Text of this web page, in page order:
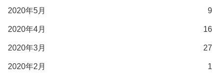
2020年5月 9
2020年4月 16
2020年3月 27
2020年2月 1